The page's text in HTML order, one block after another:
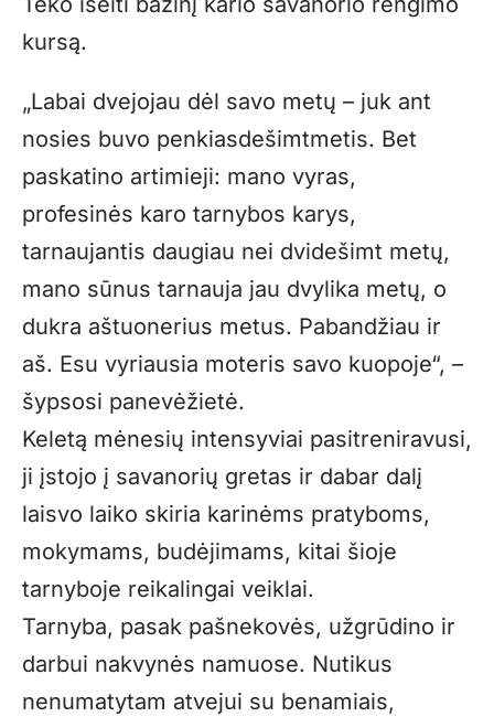
kursą.
„Labai dvejojau dėl savo metų – juk ant
nosies buvo penkiasdešimtmetis. Bet
paskatino artimieji: mano vyras,
profesinės karo tarnybos karys,
tarnaujantis daugiau nei dvidešimt metų,
mano sūnus tarnauja jau dvylika metų, o
dukra aštuonerius metus. Pabandžiau ir
aš. Esu vyriausia moteris savo kuopoje“, –
šypsosi panevėžietė.
Keletą mėnesių intensyviai pasitreniravusi,
ji įstojo į savanorių gretas ir dabar dalį
laisvo laiko skiria karinėms pratyboms,
mokymams, budėjimams, kitai šioje
tarnyboje reikalingai veiklai.
Tarnyba, pasak pašnekovės, užgrūdino ir
darbui nakvynės namuose. Nutikus
nenumatytam atvejui su benamiais,